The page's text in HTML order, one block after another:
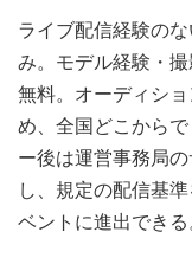
ライブ配信経験の
み。モデル経験・
無料。オーディシ
め、全国どこから
ー後は運営事務局
し、規定の配信基
ベントに進出できる